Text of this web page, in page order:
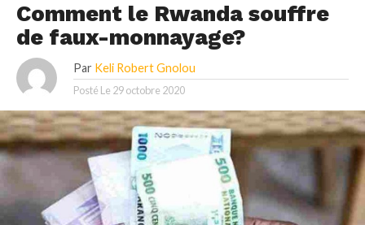
Comment le Rwanda souffre
de faux-monnayage?
Par Keli Robert Gnolou
Posté Le 29 octobre 2020